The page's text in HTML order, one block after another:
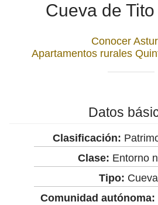
Cueva de
Conocer
Apartamentos rurales
Datos
Clasificación:
Clase: Entorno
Tipo:
Comunidad autónoma: